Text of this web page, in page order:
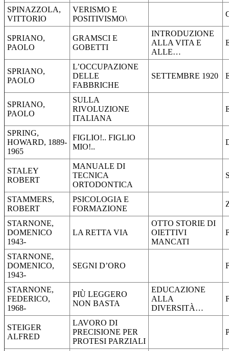
SPINAZZOLA,
VITTORIO
VERISMO E
POSITIVISMO\
SPRIANO,
PAOLO
GRAMSCI E
GOBETTI
INTRODUZIONE
ALLA VITA E
ALLE…
SPRIANO,
PAOLO
L’OCCUPAZIONE
DELLE
FABBRICHE
SETTEMBRE 1920
SPRIANO,
PAOLO
SULLA
RIVOLUZIONE
ITALIANA
SPRING,
HOWARD, 1889-
1965
FIGLIO!.. FIGLIO
MIO!..
STALEY
ROBERT
MANUALE DI
TECNICA
ORTODONTICA
STAMMERS,
ROBERT
PSICOLOGIA E
FORMAZIONE
STARNONE,
DOMENICO
1943-
LA RETTA VIA
OTTO STORIE DI
OIETTIVI
MANCATI
STARNONE,
DOMENICO,
1943-
SEGNI D’ORO
STARNONE,
FEDERICO,
1968-
PIÙ LEGGERO
NON BASTA
EDUCAZIONE
ALLA
DIVERSITÀ…
STEIGER
ALFRED
LAVORO DI
PRECISIONE PER
PROTESI PARZIALI